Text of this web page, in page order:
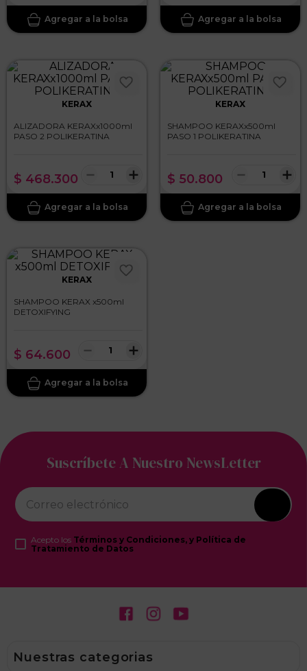
KERAX
ALIZADORA KERAXx1000ml
PASO 2 POLIKERATINA
$ 468.300 ＋
－
KERAX
SHAMPOO KERAXx500ml
PASO 1 POLIKERATINA
$ 50.800 ＋
－
KERAX
SHAMPOO KERAX x500ml
DETOXIFYING
$ 64.600 ＋
－
Suscríbete A Nuestro NewsLetter
Acepto los Términos y Condiciones, y Política de
Tratamiento de Datos
Nuestras categorias